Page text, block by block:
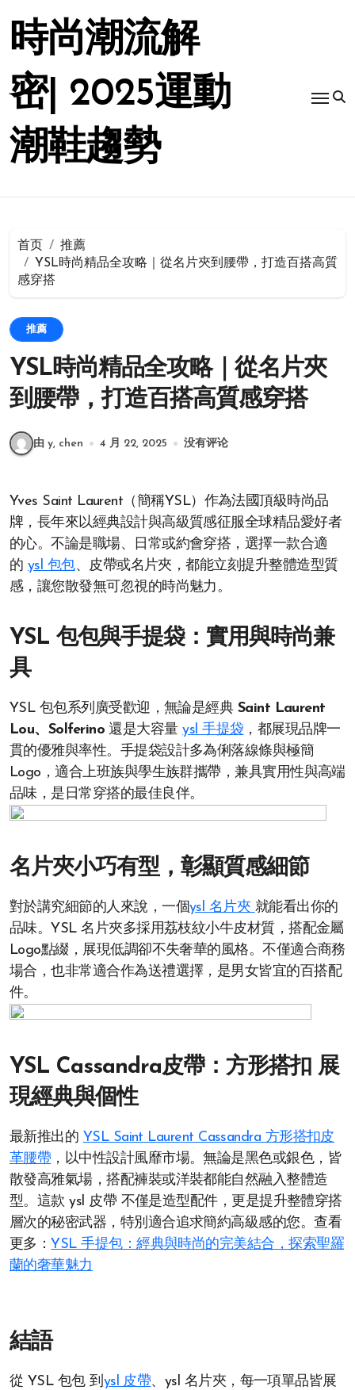
時尚潮流解
密| 2025運動
潮鞋趨勢
首页
推薦
YSL時尚精品全攻略｜從名片夾到腰帶，打造百搭高質
感穿搭
推薦
YSL時尚精品全攻略｜從名片夾
到腰帶，打造百搭高質感穿搭
由 y, chen 4 月 22, 2025 没有评论
Yves Saint Laurent（簡稱YSL）作為法國頂級時尚品
牌，長年來以經典設計與高級質感征服全球精品愛好者
的心。不論是職場、日常或約會穿搭，選擇一款合適
的 ysl 包包、皮帶或名片夾，都能立刻提升整體造型質
感，讓您散發無可忽視的時尚魅力。
YSL 包包與手提袋：實用與時尚兼
具
YSL 包包系列廣受歡迎，無論是經典 Saint Laurent
Lou、Solferino還是大容量ysl 手提袋 ，都展現品牌一
貫的優雅與率性。手提袋設計多為俐落線條與極簡
Logo，適合上班族與學生族群攜帶，兼具實用性與高端
品味，是日常穿搭的最佳良伴。
名片夾小巧有型，彰顯質感細節
對於講究細節的人來說，一個ysl 名片夾 就能看出你的
品味。YSL 名片夾多採用荔枝紋小牛皮材質，搭配金屬
Logo點綴，展現低調卻不失奢華的風格。不僅適合商務
場合，也非常適合作為送禮選擇，是男女皆宜的百搭配
件。
YSL Cassandra皮帶：方形搭扣 展
現經典與個性
最新推出的 YSL Saint Laurent Cassandra 方形搭扣皮
革腰帶 ，以中性設計風靡市場。無論是黑色或銀色，皆
散發高雅氣場，搭配褲裝或洋裝都能自然融入整體造
型。這款 ysl 皮帶 不僅是造型配件，更是提升整體穿搭
層次的秘密武器，特別適合追求簡約高級感的您。查看
更多： YSL 手提包：經典與時尚的完美結合，探索聖羅
蘭的奢華魅力
結語
從 YSL 包包 到ysl 皮帶、ysl 名片夾，每一項單品皆展